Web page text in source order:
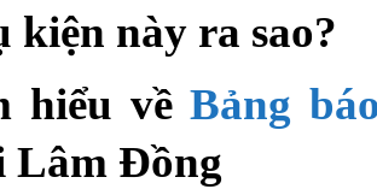
kiện này ra sao?
hiểu vềBảng
Lâm Đồng